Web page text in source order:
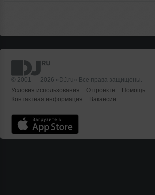
© 2001 — 2026 «DJ.ru» Все права защищены.
Условия использования
О проекте Помощь
Контактная информация
Вакансии